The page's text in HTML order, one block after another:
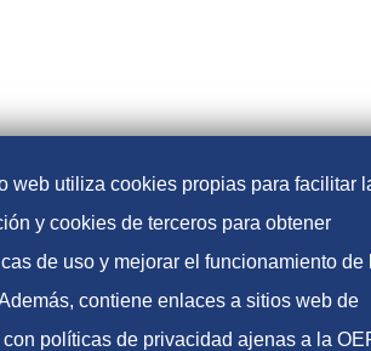
web utiliza cookies propias para facilitar
y cookies de terceros para obtener
de uso y mejorar el funcionamiento de
contiene enlaces a sitios web de
con políticas de privacidad ajenas a la